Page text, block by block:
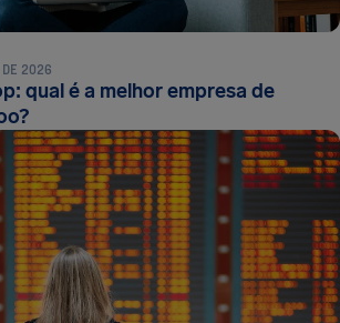
DE 2026
qual é a melhor empresa de